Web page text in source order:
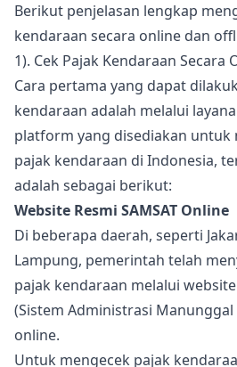
Berikut penjelasan lengkap
kendaraan secara online dan
1). Cek Pajak Kendaraan Secara
Cara pertama yang dapat
kendaraan adalah melalui
platform yang disediakan untuk
pajak kendaraan di Indonesia,
adalah sebagai berikut:
Website Resmi SAMSAT Online
Di beberapa daerah, seperti
Lampung, pemerintah telah
pajak kendaraan melalui website
(Sistem Administrasi Manunggal
online.
Untuk mengecek pajak